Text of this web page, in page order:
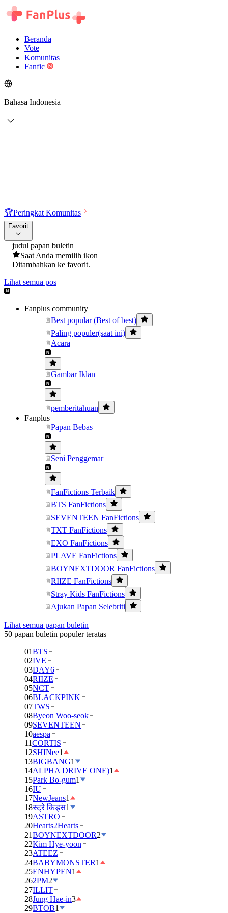
Beranda
Vote
Komunitas
Fanfic
Bahasa Indonesia
🏆Peringkat Komunitas
Favorit
judul papan buletin
Saat Anda memilih ikon
Ditambahkan ke favorit.
Lihat semua pos
Fanplus community
Best popular (Best of best)
Paling populer(saat ini)
Acara
Gambar Iklan
pemberitahuan
Fanplus
Papan Bebas
Seni Penggemar
FanFictions Terbaik
BTS FanFictions
SEVENTEEN FanFictions
TXT FanFictions
EXO FanFictions
PLAVE FanFictions
BOYNEXTDOOR FanFictions
RIIZE FanFictions
Stray Kids FanFictions
Ajukan Papan Selebriti
Lihat semua papan buletin
50 papan buletin populer teratas
01BTS
02IVE
03DAY6
04RIIZE
05NCT
06BLACKPINK
07TWS
08Byeon Woo-seok
09SEVENTEEN
10aespa
11CORTIS
12SHINee1
13BIGBANG1
14ALPHA DRIVE ONE)1
15Park Bo-gum1
16IU
17NewJeans1
18स्ट्रे किड्स1
19ASTRO
20Hearts2Hearts
21BOYNEXTDOOR2
22Kim Hye-yoon
23ATEEZ
24BABYMONSTER1
25ENHYPEN1
262PM2
27ILLIT
28Jung Hae-in3
29BTOB1